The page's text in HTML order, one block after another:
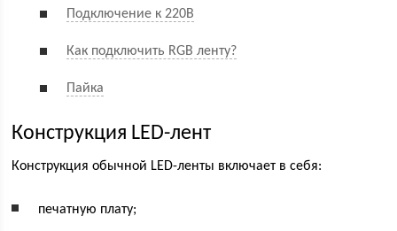
Подключение к 220В
Как подключить RGB ленту?
Пайка
Конструкция LED-лент
Конструкция обычной LED-ленты включает в себя:
печатную плату;